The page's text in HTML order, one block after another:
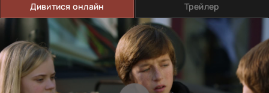
Дивитися онлайн Трейлер